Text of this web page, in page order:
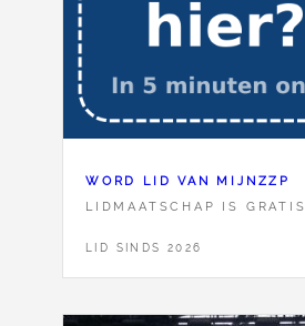
WORD LID VAN MIJNZZP
LIDMAATSCHAP IS GRATIS
LID SINDS 2026